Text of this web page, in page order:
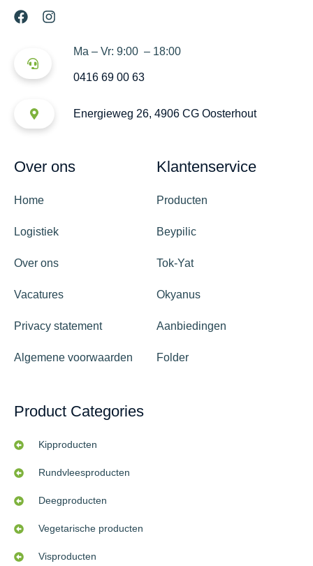
Ma – Vr: 9:00 – 18:00
0416 69 00 63
Energieweg 26, 4906 CG Oosterhout
Over ons
Home
Logistiek
Over ons
Vacatures
Privacy statement
Algemene voorwaarden
Klantenservice
Producten
Beypilic
Tok-Yat
Okyanus
Aanbiedingen
Folder
Product Categories
Kipproducten
Rundvleesproducten
Deegproducten
Vegetarische producten
Visproducten